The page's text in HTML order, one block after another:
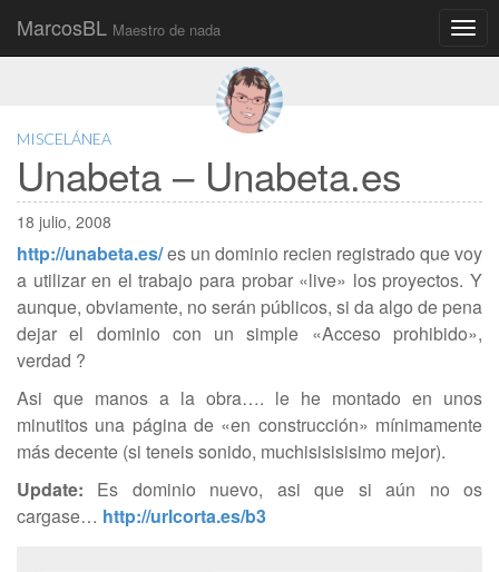
MarcosBL Maestro de nada
MISCELÁNEA
Unabeta – Unabeta.es
18 julio, 2008
http://unabeta.es/es un dominio recien registrado que voy
a utilizar en el trabajo para probar «live» los proyectos. Y
aunque, obviamente, no serán públicos, si da algo de pena
dejar el dominio con un simple «Acceso prohibido»,
verdad ?
Asi que manos a la obra…. le he montado en unos
minutitos una página de «en construcción» mínimamente
más decente (si teneis sonido, muchisisisisimo mejor).
Update: Es dominio nuevo, asi que si aún no os
cargase… http://urlcorta.es/b3